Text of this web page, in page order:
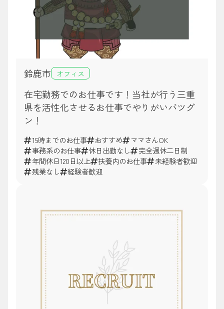
鈴鹿市 オフィス
在宅勤務でのお仕事です！当社が行う三重
県を活性化させるお仕事でやりがいバツグ
ン！
15時までのお仕事 おすすめ
ママさんOK
事務系のお仕事
休日出勤なし
完全週休二日制
年間休日120日以上
扶養内のお仕事
未経験者歓迎
残業なし
経験者歓迎